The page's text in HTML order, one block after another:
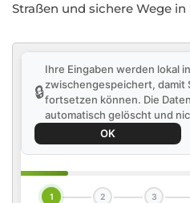
Straßen und sichere Wege
🔒
Ihre Eingaben werden lokal
zwischengespeichert, damit
fortsetzen können. Die
automatisch gelöscht und
OK
1 2 3